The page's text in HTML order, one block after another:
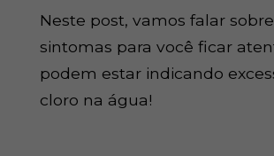
Neste post, vamos falar
sintomas para você ficar
podem estar indicando
cloro na água!